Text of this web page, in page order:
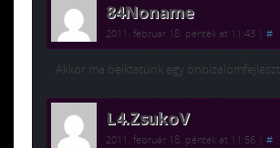
84Noname
2011. február 18. péntek at 11:43 #
Akkor ma beiktatunk egy
L4.ZsukoV
2011. február 18. péntek at 11:56 #